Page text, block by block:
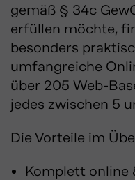
gemäß § 34c
erfüllen möchte,
besonders
umfangreiche
über 205 Web-
jedes zwischen 5
Die Vorteile im
Komplett online